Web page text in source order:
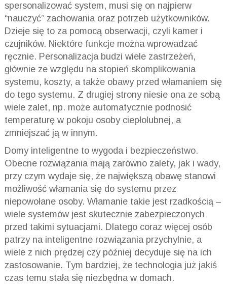
spersonalizować system, musi się on najpierw
“nauczyć” zachowania oraz potrzeb użytkowników.
Dzieje się to za pomocą obserwacji, czyli kamer i
czujników. Niektóre funkcje można wprowadzać
ręcznie. Personalizacja budzi wiele zastrzeżeń,
głównie ze względu na stopień skomplikowania
systemu, koszty, a także obawy przed włamaniem się
do tego systemu. Z drugiej strony niesie ona ze sobą
wiele zalet, np. może automatycznie podnosić
temperaturę w pokoju osoby ciepłolubnej, a
zmniejszać ją w innym.
Domy inteligentne to wygoda i bezpieczeństwo.
Obecne rozwiązania mają zarówno zalety, jak i wady,
przy czym wydaje się, że największą obawę stanowi
możliwość włamania się do systemu przez
niepowołane osoby. Włamanie takie jest rzadkością –
wiele systemów jest skutecznie zabezpieczonych
przed takimi sytuacjami. Dlatego coraz więcej osób
patrzy na inteligentne rozwiązania przychylnie, a
wiele z nich prędzej czy później decyduje się na ich
zastosowanie. Tym bardziej, że technologia już jakiś
czas temu stała się niezbędna w domach.